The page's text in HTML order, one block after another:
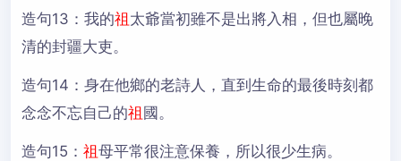
造句13： 我的祖 太爺當初雖不是出將入相，但也屬晚
清的封疆大吏。
造句14： 身在他鄉的老詩人，直到生命的最後時刻都
念念不忘自己的祖 國。
造句15： 祖母平常很注意保養，所以很少生病。